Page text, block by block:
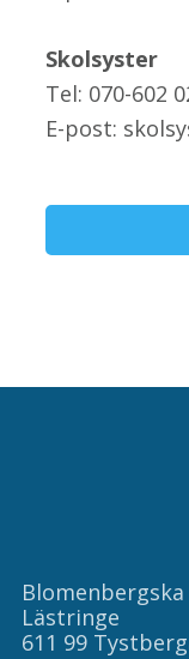
Skolsyster
Tel: 070-602
E-post:
Lästringe
611 99